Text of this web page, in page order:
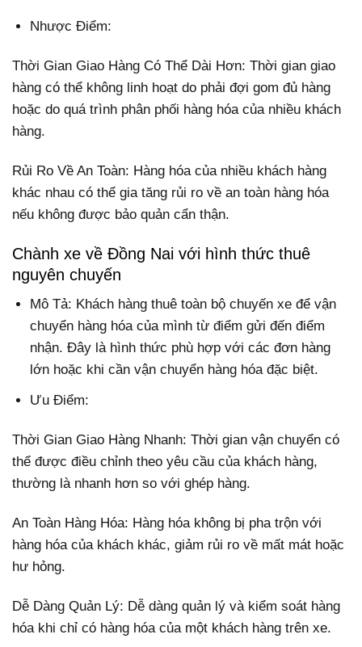
Nhược Điểm:
Thời Gian Giao Hàng Có Thể Dài Hơn: Thời gian giao
hàng có thể không linh hoạt do phải đợi gom đủ hàng
hoặc do quá trình phân phối hàng hóa của nhiều khách
hàng.
Rủi Ro Về An Toàn: Hàng hóa của nhiều khách hàng
khác nhau có thể gia tăng rủi ro về an toàn hàng hóa
nếu không được bảo quản cẩn thận.
Chành xe về Đồng Nai với hình thức thuê
nguyên chuyến
Mô Tả: Khách hàng thuê toàn bộ chuyến xe để vận
chuyển hàng hóa của mình từ điểm gửi đến điểm
nhận. Đây là hình thức phù hợp với các đơn hàng
lớn hoặc khi cần vận chuyển hàng hóa đặc biệt.
Ưu Điểm:
Thời Gian Giao Hàng Nhanh: Thời gian vận chuyển có
thể được điều chỉnh theo yêu cầu của khách hàng,
thường là nhanh hơn so với ghép hàng.
An Toàn Hàng Hóa: Hàng hóa không bị pha trộn với
hàng hóa của khách khác, giảm rủi ro về mất mát hoặc
hư hỏng.
Dễ Dàng Quản Lý: Dễ dàng quản lý và kiểm soát hàng
hóa khi chỉ có hàng hóa của một khách hàng trên xe.